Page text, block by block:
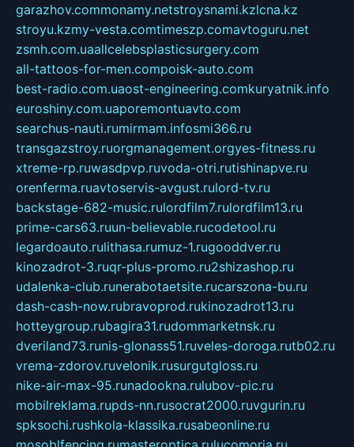
garazhov.commonamy.netstroysnami.kzlcna.kz
stroyu.kzmy-vesta.comtimeszp.comavtoguru.net
zsmh.com.uaallcelebsplasticsurgery.com
all-tattoos-for-men.compoisk-auto.com
best-radio.com.uaost-engineering.comkuryatnik.info
euroshiny.com.uaporemontuavto.com
searchus-nauti.rumirmam.infosmi366.ru
transgazstroy.ruorgmanagement.orgyes-fitness.ru
xtreme-rp.ruwasdpvp.ruvoda-otri.rutishinapve.ru
orenferma.ruavtoservis-avgust.rulord-tv.ru
backstage-682-music.rulordfilm7.rulordfilm13.ru
prime-cars63.ruun-believable.rucodetool.ru
legardoauto.rulithasa.rumuz-1.rugooddver.ru
kinozadrot-3.ruqr-plus-promo.ru2shizashop.ru
udalenka-club.runerabotaetsite.rucarszona-bu.ru
dash-cash-now.rubravoprod.rukinozadrot13.ru
hotteygroup.rubagira31.rudommarketnsk.ru
dveriland73.runis-glonass51.ruveles-doroga.rutb02.ru
vrema-zdorov.ruvelonik.rusurgutgloss.ru
nike-air-max-95.runadookna.rulubov-pic.ru
mobilreklama.rupds-nn.rusocrat2000.ruvgurin.ru
spksochi.rushkola-klassika.rusabeonline.ru